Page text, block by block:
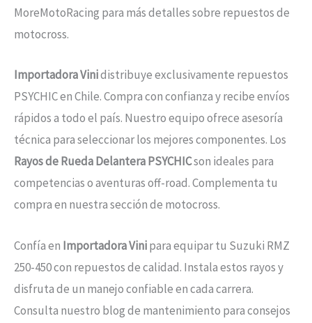
MoreMotoRacing para más detalles sobre repuestos de
motocross.
Importadora Vinidistribuye exclusivamente repuestos
PSYCHIC en Chile. Compra con confianza y recibe envíos
rápidos a todo el país. Nuestro equipo ofrece asesoría
técnica para seleccionar los mejores componentes. Los
Rayos de Rueda Delantera PSYCHICson ideales para
competencias o aventuras off-road. Complementa tu
compra en nuestra sección de motocross.
Confía en Importadora Vinipara equipar tu Suzuki RMZ
250-450 con repuestos de calidad. Instala estos rayos y
disfruta de un manejo confiable en cada carrera.
Consulta nuestro blog de mantenimiento para consejos